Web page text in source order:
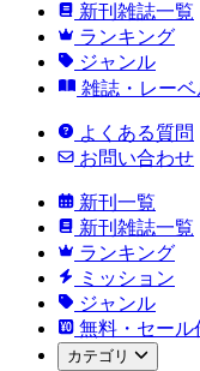
新刊雑誌一覧
ランキング
ジャンル
雑誌・レーベ
よくある質問
お問い合わせ
新刊一覧
新刊雑誌一覧
ランキング
ミッション
ジャンル
無料・セール
カテゴリ